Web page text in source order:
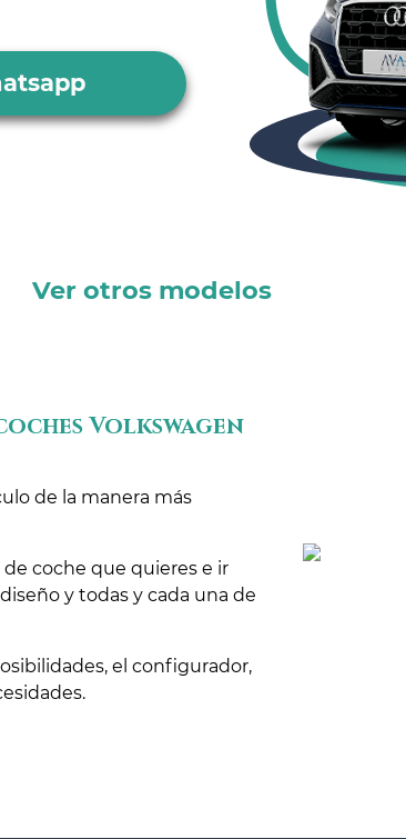
Ver otros modelos
Volkswagen
de la manera más
coche que quieres e ir
y todas y cada una de
el configurador,